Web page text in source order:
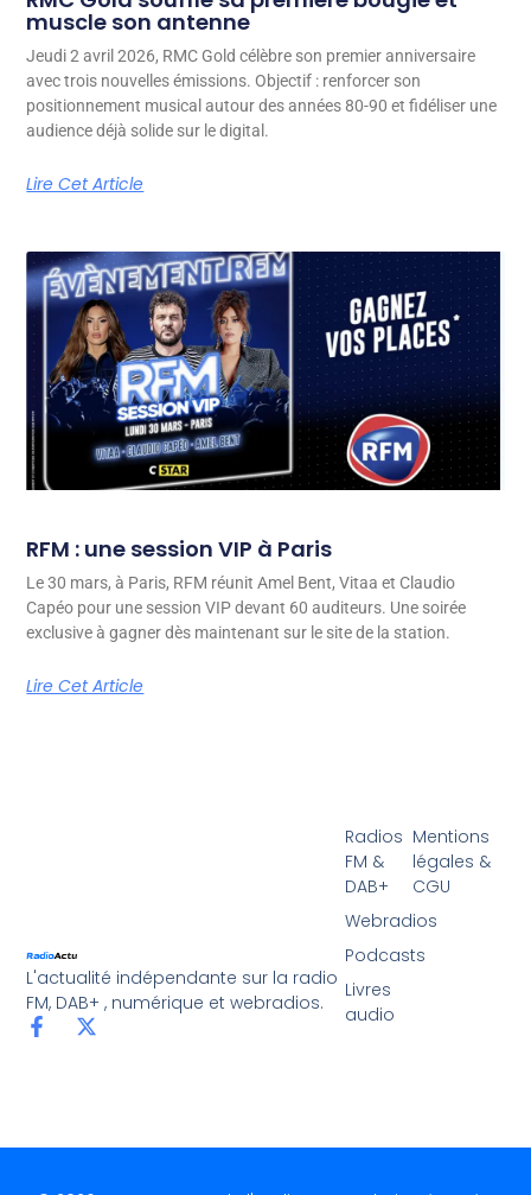
muscle son antenne
Jeudi 2 avril 2026, RMC Gold célèbre son premier anniversaire
avec trois nouvelles émissions. Objectif : renforcer son
positionnement musical autour des années 80-90 et fidéliser une
audience déjà solide sur le digital.
Lire Cet Article
RFM : une session VIP à Paris
Le 30 mars, à Paris, RFM réunit Amel Bent, Vitaa et Claudio
Capéo pour une session VIP devant 60 auditeurs. Une soirée
exclusive à gagner dès maintenant sur le site de la station.
Lire Cet Article
L'actualité indépendante sur la radio
FM, DAB+ , numérique et webradios.
Radios
FM &
DAB+
Webradios
Podcasts
Livres
audio
Mentions
légales &
CGU